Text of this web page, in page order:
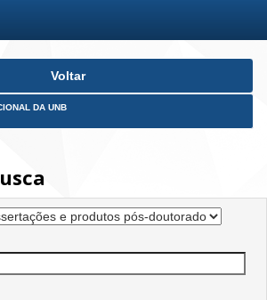
Voltar
DA UNB